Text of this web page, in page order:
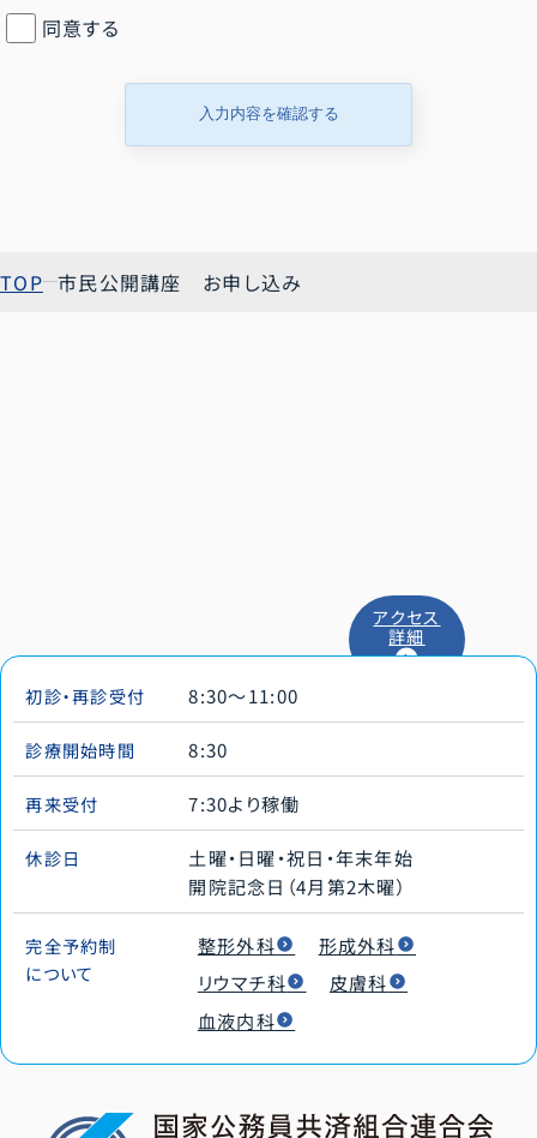
同意する
入力内容を確認する
TOP 市民公開講座 お申し込み
アクセス
詳細
初診・再診受付 8:30～11:00
診療開始時間 8:30
再来受付 7:30より稼働
休診日
土曜・日曜・祝日・年末年始
開院記念日（4月第2木曜）
完全予約制
について
整形外科
形成外科
リウマチ科
皮膚科
血液内科